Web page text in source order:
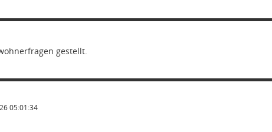
gestellt.
05:01:34